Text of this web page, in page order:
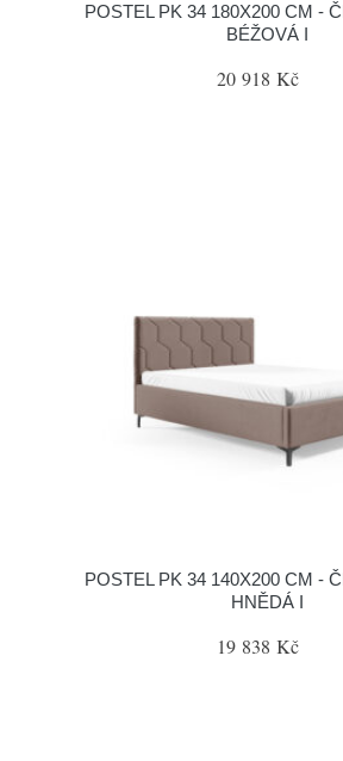
POSTEL PK 34 180X200 CM -
BÉŽOVÁ I
20 918 Kč
POSTEL PK 34 140X200 CM -
HNĚDÁ I
19 838 Kč